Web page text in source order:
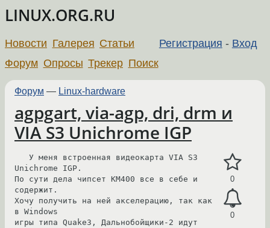
LINUX.ORG.RU
Регистрация - Вход
Новости Галерея Статьи
Форум Опросы Трекер Поиск
Форум — Linux-hardware
agpgart, via-agp, dri, drm и
VIA S3 Unichrome IGP
0
0
Unichrome IGP.
По сути дела чипсет KM400 все в себе и
содержит.
Хочу получить на ней акселерацию, так как
в Windows
игры типа Quake3, Дальнобойщики-2 идут